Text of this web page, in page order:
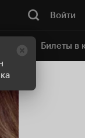
Войти
Билеты в